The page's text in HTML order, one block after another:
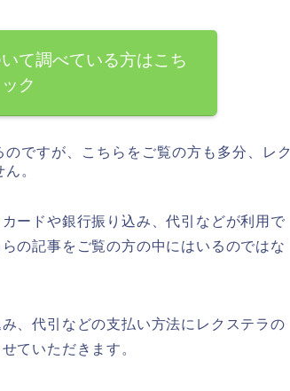
て調べている方はこち
ク
ですが、こちらをご覧の方も多分、レク
。
ードや銀行振り込み、代引などが利用で
の記事をご覧の方の中にはいるのではな
、代引などの支払い方法にレクステラの
ていただきます。